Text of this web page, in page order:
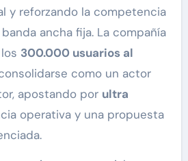
y reforzando la competencia
ancha fija. La compañía
300.000 usuarios al
como un actor
apostando por ultra
operativa y una propuesta